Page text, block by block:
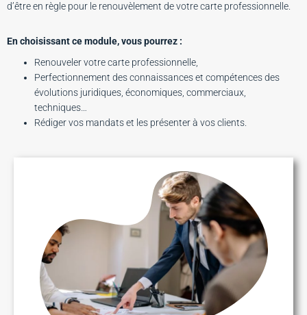
d’être en règle pour le renouvèlement de votre carte professionnelle.
En choisissant ce module, vous pourrez :
Renouveler votre carte professionnelle,
Perfectionnement des connaissances et compétences des
évolutions juridiques, économiques, commerciaux,
techniques…
Rédiger vos mandats et les présenter à vos clients.